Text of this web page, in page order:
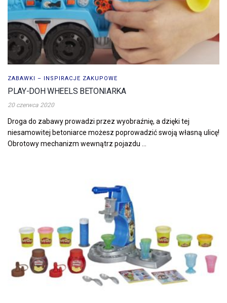
ZABAWKI – INSPIRACJE ZAKUPOWE
PLAY-DOH WHEELS BETONIARKA
20 czerwca 2020
Droga do zabawy prowadzi przez wyobraźnię, a dzięki tej
niesamowitej betoniarce możesz poprowadzić swoją własną ulicę!
Obrotowy mechanizm wewnątrz pojazdu ...